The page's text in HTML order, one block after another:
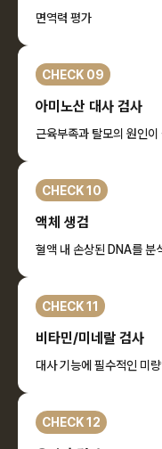
면역력 평가
CHECK 09
아미노산 대사 검사
근육부족과 탈모의 원인
CHECK 10
액체 생검
혈액 내 손상된 DNA를 분
CHECK 11
비타민/미네랄 검사
대사 기능에 필수적인 미
CHECK 12